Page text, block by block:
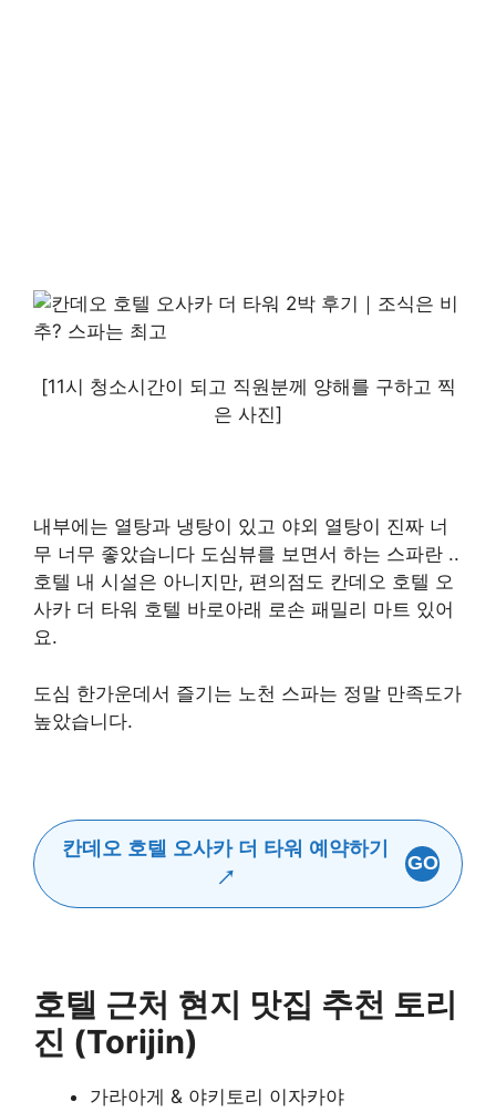
[11시 청소시간이 되고 직원분께 양해를 구하고 찍
은 사진]
내부에는 열탕과 냉탕이 있고 야외 열탕이 진짜 너
무 너무 좋았습니다 도심뷰를 보면서 하는 스파란 ..
호텔 내 시설은 아니지만, 편의점도 칸데오 호텔 오
사카 더 타워 호텔 바로아래 로손 패밀리 마트 있어
요.
도심 한가운데서 즐기는 노천 스파는 정말 만족도가
높았습니다.
칸데오 호텔 오사카 더 타워 예약하기
↗
GO
호텔 근처 현지 맛집 추천 토리
진 (Torijin)
가라아게 & 야키토리 이자카야